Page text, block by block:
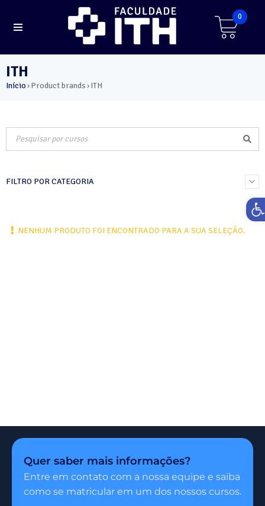
0
ITH
Início›Product brands›ITH
FILTRO POR CATEGORIA
NENHUM PRODUTO FOI ENCONTRADO PARA A SUA SELEÇÃO.
Quer saber mais informações?
Entre em contato com a nossa equipe e saiba
como se matricular em um dos nossos cursos.